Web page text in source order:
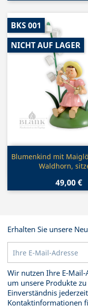

Blumenkind mit
Waldhorn,
49,00 €
BKS 001
NICHT AUF LAGER
Erhalten Sie unsere
Wir nutzen Ihre E-
um unsere Produkte
Einverständnis
Kontaktinformationen